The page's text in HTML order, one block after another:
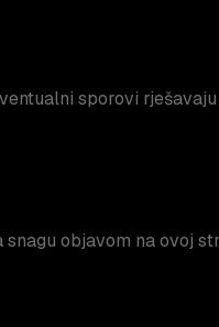
sporovi
objavom na ovoj